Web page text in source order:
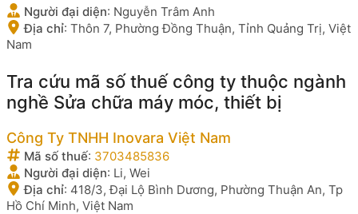
Người đại diện: Nguyễn Trâm Anh
Địa chỉ: Thôn 7, Phường Đồng Thuận, Tỉnh Quảng Trị, Việt
Nam
Tra cứu mã số thuế công ty thuộc ngành
nghề Sửa chữa máy móc, thiết bị
Công Ty TNHH Inovara Việt Nam
Mã số thuế: 3703485836
Người đại diện: Li, Wei
Địa chỉ: 418/3, Đại Lộ Bình Dương, Phường Thuận An, Tp
Hồ Chí Minh, Việt Nam